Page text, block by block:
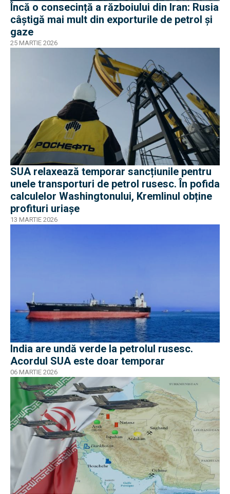
Încă o consecință a războiului din Iran: Rusia
câștigă mai mult din exporturile de petrol și
gaze
25 MARTIE 2026
SUA relaxează temporar sancțiunile pentru
unele transporturi de petrol rusesc. În pofida
calculelor Washingtonului, Kremlinul obține
profituri uriașe
13 MARTIE 2026
India are undă verde la petrolul rusesc.
Acordul SUA este doar temporar
06 MARTIE 2026